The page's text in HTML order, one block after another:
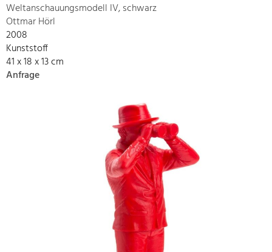
Weltanschauungsmodell IV, schwarz
Ottmar Hörl
2008
Kunststoff
41 x 18 x 13 cm
Anfrage